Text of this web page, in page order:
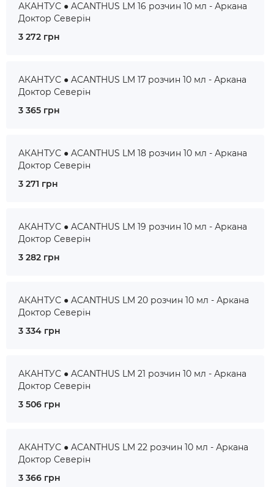
АКАНТУС ● ACANTHUS LM 16 розчин 10 мл - Аркана
Доктор Северін
3 272 грн
АКАНТУС ● ACANTHUS LM 17 розчин 10 мл - Аркана
Доктор Северін
3 365 грн
АКАНТУС ● ACANTHUS LM 18 розчин 10 мл - Аркана
Доктор Северін
3 271 грн
АКАНТУС ● ACANTHUS LM 19 розчин 10 мл - Аркана
Доктор Северін
3 282 грн
АКАНТУС ● ACANTHUS LM 20 розчин 10 мл - Аркана
Доктор Северін
3 334 грн
АКАНТУС ● ACANTHUS LM 21 розчин 10 мл - Аркана
Доктор Северін
3 506 грн
АКАНТУС ● ACANTHUS LM 22 розчин 10 мл - Аркана
Доктор Северін
3 366 грн